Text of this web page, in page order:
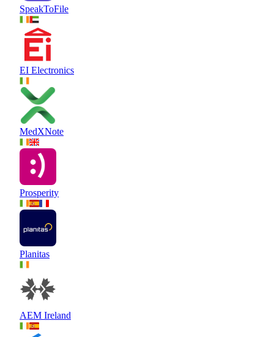
SpeakToFile
EI Electronics
MedXNote
Prosperity
Planitas
AEM Ireland